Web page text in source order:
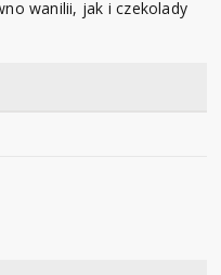
wanilii, jak i czekolady